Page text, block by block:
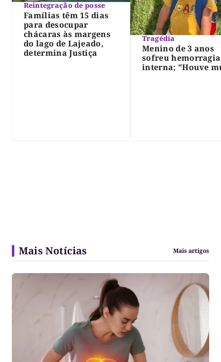
Reintegração de posse
Famílias têm 15 dias
para desocupar
chácaras às margens
do lago de Lajeado,
determina Justiça
Tragédia
Menino de 3 anos
sofreu hemorragia
interna; "Houve
Mais Notícias Mais artigos